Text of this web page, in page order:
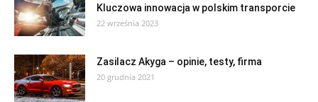
Kluczowa innowacja w polskim transporcie
22 września 2023
Zasilacz Akyga – opinie, testy, firma
20 grudnia 2021